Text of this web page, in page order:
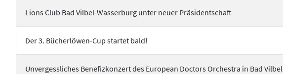
Lions Club Bad Vilbel-Wasserburg unter neuer Präsidentschaft
Der 3. Bücherlöwen-Cup startet bald!
Unvergessliches Benefizkonzert des European Doctors Orchestra in Bad Vilbel